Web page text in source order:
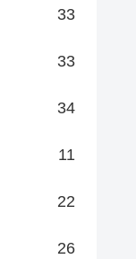
33
33
34
11
22
26